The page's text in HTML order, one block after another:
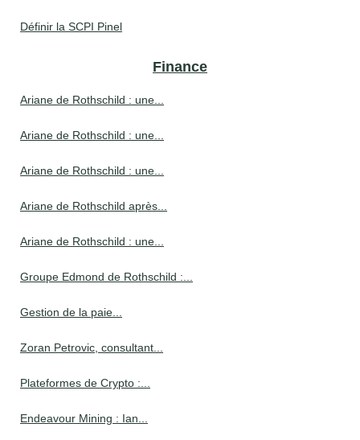
Définir la SCPI Pinel
Finance
Ariane de Rothschild : une...
Ariane de Rothschild : une...
Ariane de Rothschild : une...
Ariane de Rothschild après...
Ariane de Rothschild : une...
Groupe Edmond de Rothschild :...
Gestion de la paie...
Zoran Petrovic, consultant...
Plateformes de Crypto :...
Endeavour Mining : Ian...